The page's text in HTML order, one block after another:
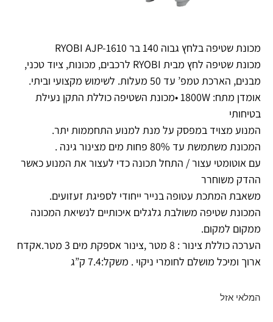
מכונת שטיפה בלחץ גבוה 140 בר RYOBI AJP-1610
מכונת שטיפה לחץ מבית RYOBI לרכבים, מכונות, ציוד טכני,
מבנים, הארכת טמפ’ עד 50 מעלות. לשימוש מקצועי וביתי.
אומדן מתח: 1800W •מכונת השטיפה כוללת התקן נעילת
בטיחותי
המנוע מצויד במפסק על מנת למנוע התחממות יתר.
המכונת משתמשת עד 80% פחות מים מצינור גינה .
עם אוטומטי עצור / התחל תכונה כדי לעצור את המנוע כאשר
ההדק משוחרר
משאבת המתכת עטופה בנייר ייחודי לספיגת זעזועים.
המכונת שטיפה משולבת גלגלים איכותיים לנשיאת המכונה
ממקום למקום.
הערכה כוללת צינור : 8 מטר ,צינור אספקת מים 3 מטר.אקדח
ארוך ומיכל מושלם לחומרי ניקוי . משקל:7.4 ק”ג
המלאי אזל